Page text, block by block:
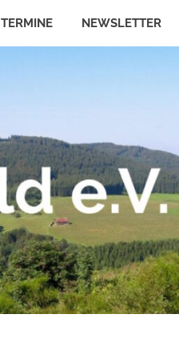
TERMINE NEWSLETTER